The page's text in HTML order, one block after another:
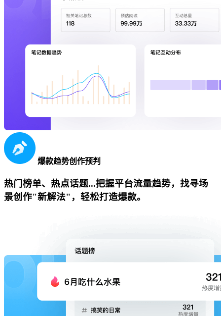
爆款趋势创作预判
热门榜单、热点话题...把握平台流量趋势，找寻场
景创作"新解法"，轻松打造爆款。